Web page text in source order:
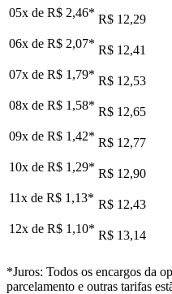
05x de R$ 2,46* R$ 12,29
06x de R$ 2,07* R$ 12,41
07x de R$ 1,79* R$ 12,53
08x de R$ 1,58* R$ 12,65
09x de R$ 1,42* R$ 12,77
10x de R$ 1,29* R$ 12,90
11x de R$ 1,13* R$ 12,43
12x de R$ 1,10* R$ 13,14
*Juros: Todos os encargos da
parcelamento e outras tarifas